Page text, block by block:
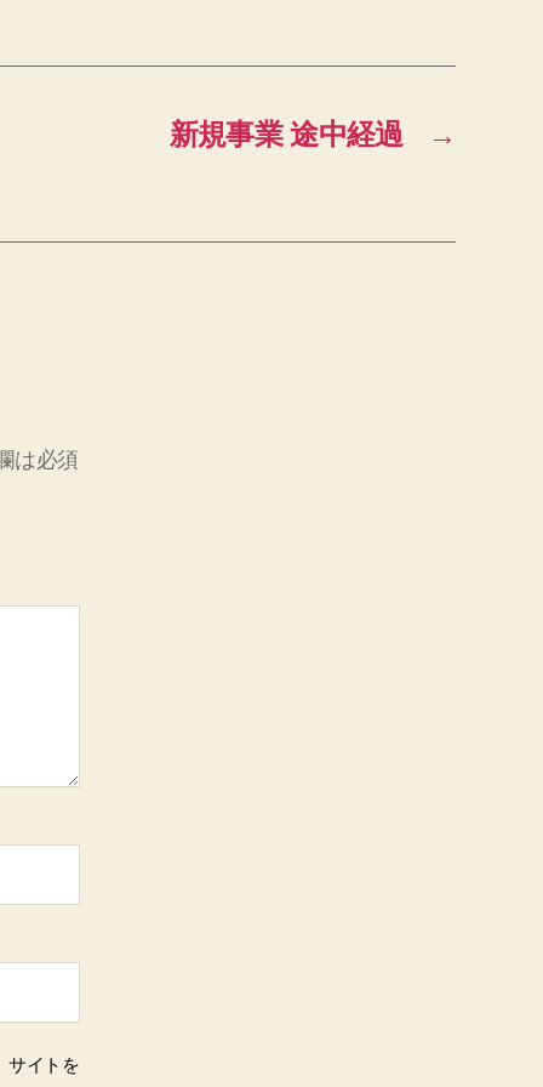
→
新規事業 途中経過
は必須
サイトを